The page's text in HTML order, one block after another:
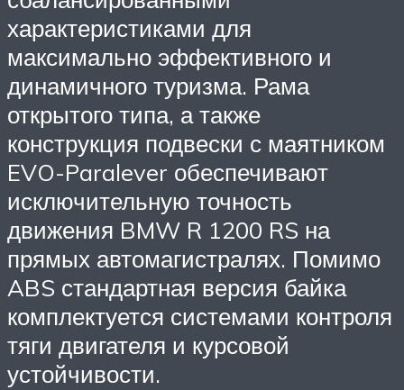
характеристиками для
максимально эффективного и
динамичного туризма. Рама
открытого типа, а также
конструкция подвески с маятником
EVO-Paralever обеспечивают
исключительную точность
движения BMW R 1200 RS на
прямых автомагистралях. Помимо
ABS стандартная версия байка
комплектуется системами контроля
тяги двигателя и курсовой
устойчивости.